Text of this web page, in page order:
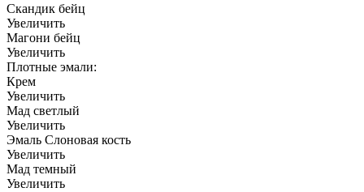
Скандик бейц
Увеличить
Магони бейц
Увеличить
Плотные эмали:
Крем
Увеличить
Мад светлый
Увеличить
Эмаль Слоновая кость
Увеличить
Мад темный
Увеличить